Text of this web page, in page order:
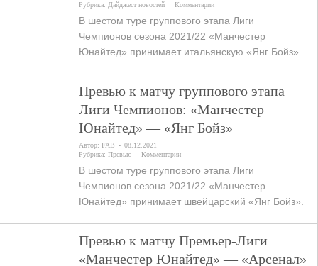
Рубрика: Дайджест новостей Комментарии
В шестом туре группового этапа Лиги
Чемпионов сезона 2021/22 «Манчестер
Юнайтед» принимает итальянскую «Янг Бойз».
Превью к матчу группового этапа
Лиги Чемпионов: «Манчестер
Юнайтед» — «Янг Бойз»
Автор:FAB
08.12.2021
Рубрика:Превью Комментарии
В шестом туре группового этапа Лиги
Чемпионов сезона 2021/22 «Манчестер
Юнайтед» принимает швейцарский «Янг Бойз».
Превью к матчу Премьер-Лиги
«Манчестер Юнайтед» — «Арсенал»